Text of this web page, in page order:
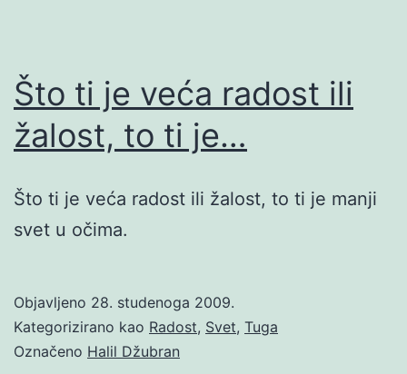
Što ti je veća radost ili
žalost, to ti je…
Što ti je veća radost ili žalost, to ti je manji
svet u očima.
Objavljeno 28. studenoga 2009.
Kategorizirano kao Radost, Svet, Tuga
Označeno Halil Džubran